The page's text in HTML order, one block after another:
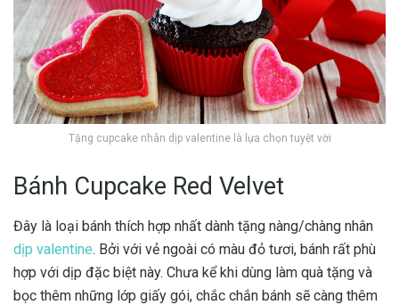
Tặng cupcake nhân dịp valentine là lựa chọn tuyệt vời
Bánh Cupcake Red Velvet
Đây là loại bánh thích hợp nhất dành tặng nàng/chàng nhân
dịp valentine. Bởi với vẻ ngoài có màu đỏ tươi, bánh rất phù
hợp với dịp đặc biệt này. Chưa kể khi dùng làm quà tặng và
bọc thêm những lớp giấy gói, chắc chắn bánh sẽ càng thêm